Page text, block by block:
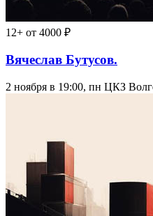
12+ от 4000 ₽
Вячеслав Бутусов.
2 ноября в 19:00, пн ЦКЗ